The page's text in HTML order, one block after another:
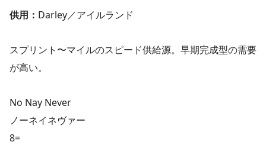
供用： Darley／アイルランド
スプリント〜マイルのスピード供給源。早期完成型の需要
が高い。
No Nay Never
ノーネイネヴァー
8=